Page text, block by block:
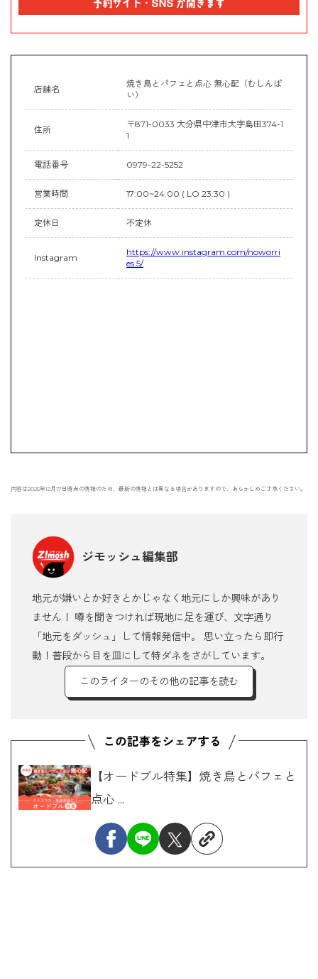
店舗名
焼き鳥とパフェと点心 無心配（むしんぱ
い）
住所
〒871-0033 大分県中津市大字島田374-1
1
電話番号 0979-22-5252
営業時間 17:00~24:00 ( LO 23:30 )
定休日 不定休
Instagram
https://www.instagram.com/noworri
es.5/
内容は2025年12月17日時点の情報のため、最新の情報とは異なる場合がありますので、あらかじめご了承ください。
ジモッシュ編集部
地元が嫌いとか好きとかじゃなく地元にしか興味があり
ません！ 噂を聞きつければ現地に足を運び、文字通り
「地元をダッシュ」して情報発信中。 思い立ったら即行
動！普段から目を皿にして特ダネをさがしています。
このライターのその他の記事を読む
【オードブル特集】焼き鳥とパフェと
点心 ...